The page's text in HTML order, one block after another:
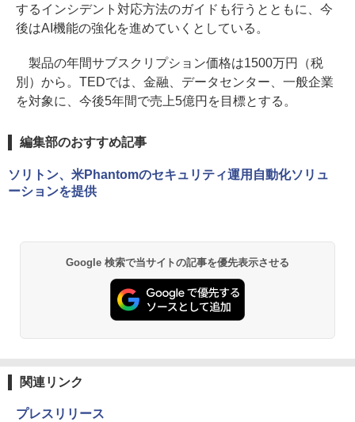
するインシデント対応方法のガイドも行うとともに、今
後はAI機能の強化を進めていくとしている。
製品の年間サブスクリプション価格は1500万円（税
別）から。TEDでは、金融、データセンター、一般企業
を対象に、今後5年間で売上5億円を目標とする。
編集部のおすすめ記事
ソリトン、米Phantomのセキュリティ運用自動化ソリュ
ーションを提供
Google 検索で当サイトの記事を優先表示させる
関連リンク
プレスリリース